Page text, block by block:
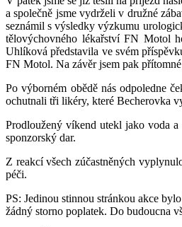
a společně jsme vydrželi v družné
seznámil s výsledky výzkumu
tělovýchovného lékařství FN Motol
Uhlíková představila ve svém
FN Motol. Na závěr jsem pak
Po výborném obědě nás odpoledne
ochutnali tři likéry, které Becherovka
Prodloužený víkend utekl jako voda
sponzorský dar.
Z reakcí všech zúčastněných
péči.
PS: Jedinou stinnou stránkou akce
žádný storno poplatek. Do budoucna